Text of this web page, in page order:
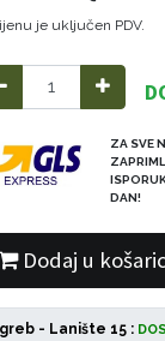
je uključen PDV.
ZA SVE
DAN!
Dodaj u
- Lanište 15 :